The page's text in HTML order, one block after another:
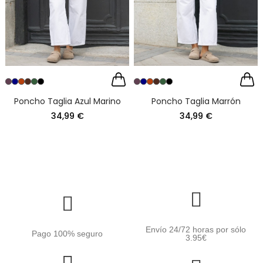
Poncho Taglia Azul Marino
34,99 €
Poncho Taglia Marrón
34,99 €
Pago 100% seguro
Envío 24/72 horas por sólo
3.95€